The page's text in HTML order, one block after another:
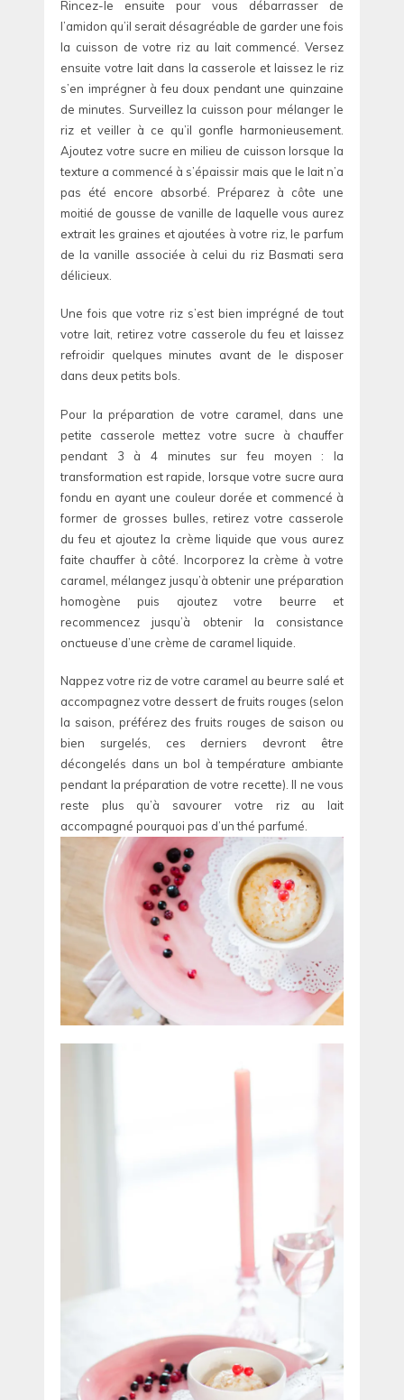
Rincez-le ensuite pour vous débarrasser de
l’amidon qu’il serait désagréable de garder une fois
la cuisson de votre riz au lait commencé. Versez
ensuite votre lait dans la casserole et laissez le riz
s’en imprégner à feu doux pendant une quinzaine
de minutes. Surveillez la cuisson pour mélanger le
riz et veiller à ce qu’il gonfle harmonieusement.
Ajoutez votre sucre en milieu de cuisson lorsque la
texture a commencé à s’épaissir mais que le lait n’a
pas été encore absorbé. Préparez à côte une
moitié de gousse de vanille de laquelle vous aurez
extrait les graines et ajoutées à votre riz, le parfum
de la vanille associée à celui du riz Basmati sera
délicieux.
Une fois que votre riz s’est bien imprégné de tout
votre lait, retirez votre casserole du feu et laissez
refroidir quelques minutes avant de le disposer
dans deux petits bols.
Pour la préparation de votre caramel, dans une
petite casserole mettez votre sucre à chauffer
pendant 3 à 4 minutes sur feu moyen : la
transformation est rapide, lorsque votre sucre aura
fondu en ayant une couleur dorée et commencé à
former de grosses bulles, retirez votre casserole
du feu et ajoutez la crème liquide que vous aurez
faite chauffer à côté. Incorporez la crème à votre
caramel, mélangez jusqu’à obtenir une préparation
homogène puis ajoutez votre beurre et
recommencez jusqu’à obtenir la consistance
onctueuse d’une crème de caramel liquide.
Nappez votre riz de votre caramel au beurre salé et
accompagnez votre dessert de fruits rouges (selon
la saison, préférez des fruits rouges de saison ou
bien surgelés, ces derniers devront être
décongelés dans un bol à température ambiante
pendant la préparation de votre recette). Il ne vous
reste plus qu’à savourer votre riz au lait
accompagné pourquoi pas d’un thé parfumé.